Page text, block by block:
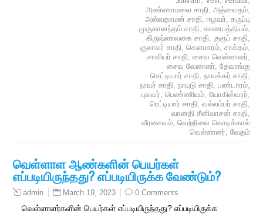
அண்ணாமலை சாதி, அத்வைதம்,
அஸ்வதாமன் சாதி, ஈழவர், கருப்பு
முருகானந்தம் சாதி, காணபத்தியம்,
கிருஷ்ணவகை சாதி, குரூப் சாதி,
குலாலர் சாதி, கௌமாரம், சாக்தம்,
சாலியர் சாதி, சைவ வெள்ளாளர்,
சைவ வேளாளர், தேவாங்கு
செட்டியார் சாதி, நாயக்கர் சாதி,
நாயர் சாதி, நாயுடு சாதி, பண்டாரம்,
புலவர், பெண்ணியம், யோகிஸ்வரர்,
ரெட்டியார் சாதி, வல்லம்பர் சாதி,
வானதி சீனிவாசன் சாதி,
வீரசைவம், வெற்றிலை கொடிக்கால்
வெள்ளாளர், வேதம்
வெள்ளாள ஆண்களின் பெயர்கள்
எப்படியிருந்தது? எப்படியிருக்க வேண்டும்?
admin March 19, 2023 0 Comments
வெள்ளாளர்களின் பெயர்கள் எப்படியிருந்தது? எப்படியிருக்க